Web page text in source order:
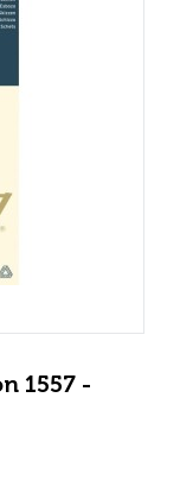
1557 -